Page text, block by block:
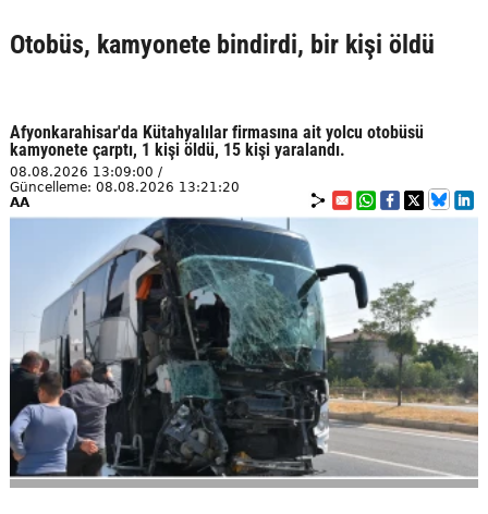
Otobüs, kamyonete bindirdi, bir kişi öldü
Afyonkarahisar'da Kütahyalılar firmasına ait yolcu otobüsü
kamyonete çarptı, 1 kişi öldü, 15 kişi yaralandı.
08.08.2026 13:09:00 /
Güncelleme: 08.08.2026 13:21:20
AA